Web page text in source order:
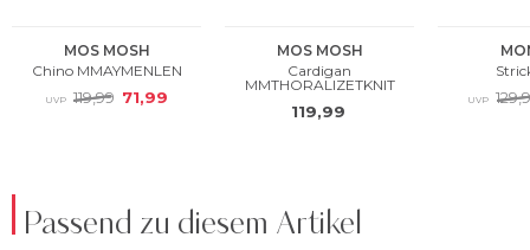
Passend zu diesem Artikel